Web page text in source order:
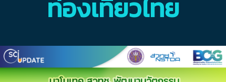
ท่องเที่ยวไทย